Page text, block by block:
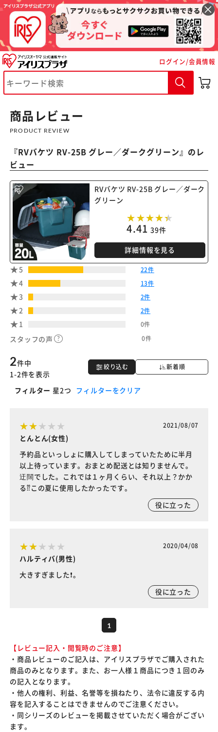
ログイン/会員情報
商品レビュー
PRODUCT REVIEW
『RVバケツ RV-25B グレー／ダークグリーン』のレ
ビュー
RVバケツ RV-25B グレー／ダーク
グリーン
4.41 39件
詳細情報を見る
5 22件
4 13件
3 2件
2 2件
1 0件
スタッフの声 0件
絞り込む 新着順
2件中
1-2件を表示
フィルター 星2つ フィルターをクリア
2021/08/07
とんとん(女性)
予約品といっしょに購入してしまっていたために半月
以上待っています。おまとめ配送とは知りませんで。
迂闊でした。これでは１ヶ月くらい、それ以上？かか
る⁇この夏に使用したかったです。
役に立った
2020/04/08
ハルティバ(男性)
大きすぎました❗️。
役に立った
1
【レビュー記入・閲覧時のご注意】
・商品レビューのご記入は、アイリスプラザでご購入された
商品のみとなります。また、お一人様１商品につき１回のみ
の記入となります。
・他人の権利、利益、名誉等を損ねたり、法令に違反する内
容を記入することはできませんのでご注意ください。
・同シリーズのレビューを掲載させていただく場合がござい
ます。
※ご確認ください